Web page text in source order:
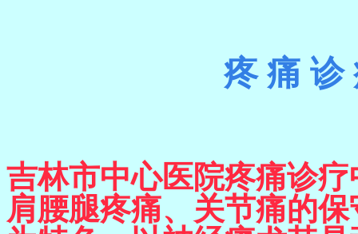
疼 痛 诊
吉林市中心医院疼痛诊
肩腰腿疼痛、关节痛的